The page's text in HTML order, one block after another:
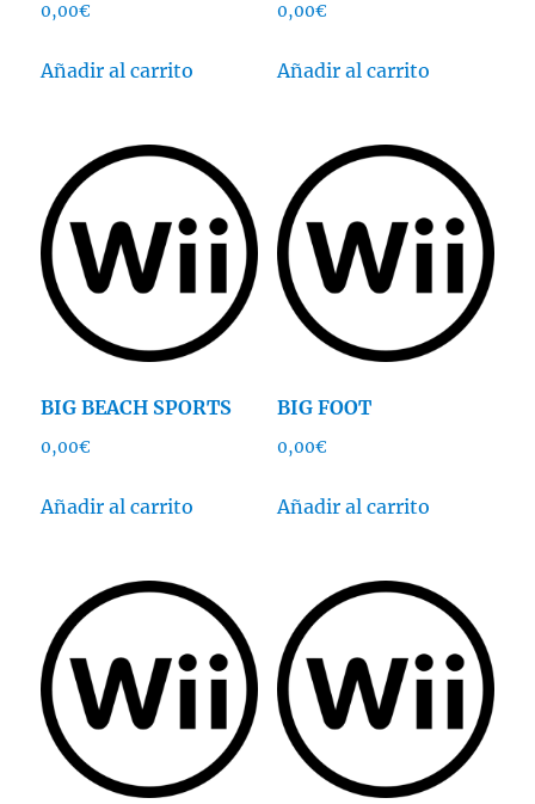
0,00€
Añadir al carrito
0,00€
Añadir al carrito
BIG BEACH SPORTS
0,00€
Añadir al carrito
BIG FOOT
0,00€
Añadir al carrito